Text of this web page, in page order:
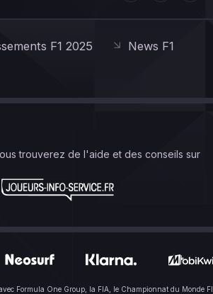
F1 2025
News F1
trouverez de l'aide et des conseils sur
Formula One Group, la FIA, le Championnat du Monde